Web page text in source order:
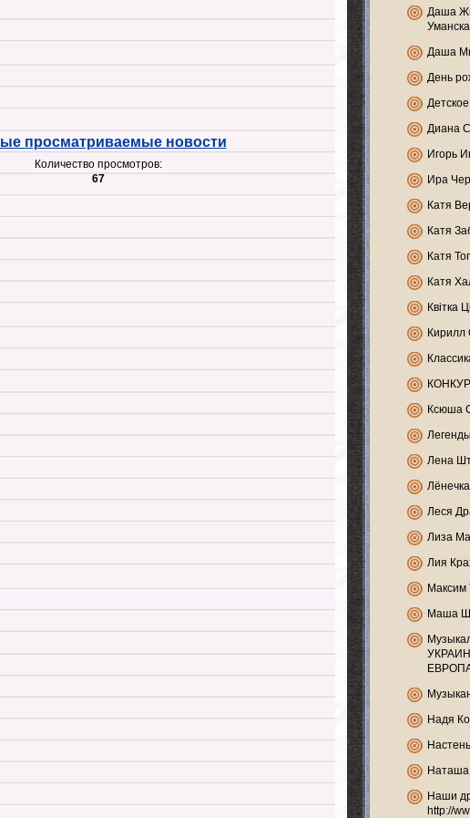
просматриваемые новости
Количество просмотров:
67
Даша
Даша
День
Диана
Игорь
Ира
Катя
Катя
Катя
Катя
Квітка
Кирилл
Ксюша
Лена
Леся
Лиза
Лия
Максим
Маша
Надя
Наташа
Наши
http://